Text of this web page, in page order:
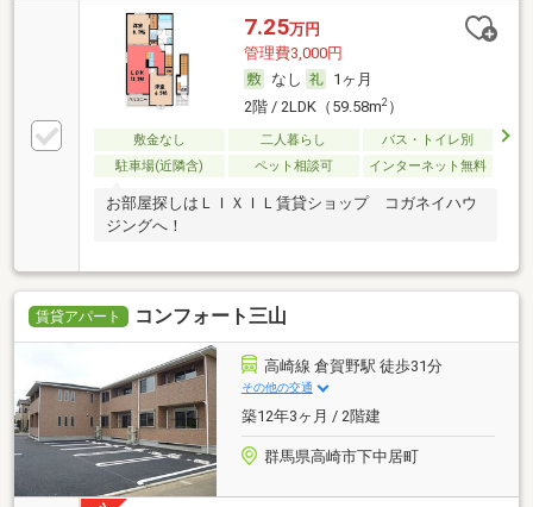
7.25万円
管理費3,000円
なし
1ヶ月
2階 / 2LDK（59.58m2）
敷金なし 二人暮らし
バス・トイレ別
駐車場(近隣含)
ペット相談可 インターネット無料
お部屋探しはＬＩＸＩＬ賃貸ショップ コガネイハウ
ジングへ！
賃貸アパート コンフォート三山
高崎線 倉賀野駅 徒歩31分
その他の交通
築12年3ヶ月 / 2階建
群馬県高崎市下中居町